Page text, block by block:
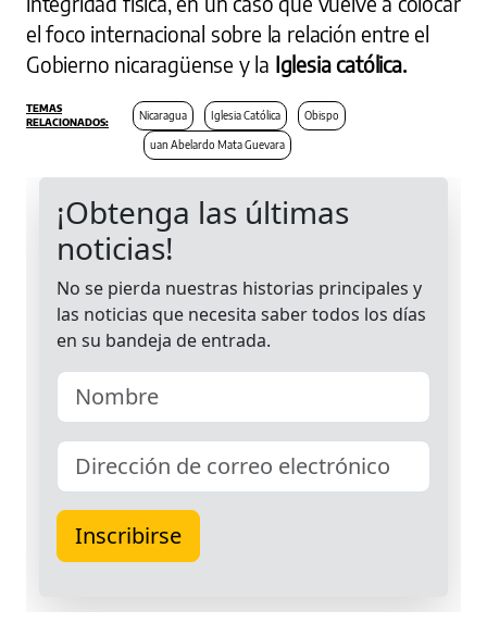
el foco internacional sobre la relación entre el
Gobierno nicaragüense y la Iglesia católica.
Nicaragua Iglesia Católica Obispo
uan Abelardo Mata Guevara